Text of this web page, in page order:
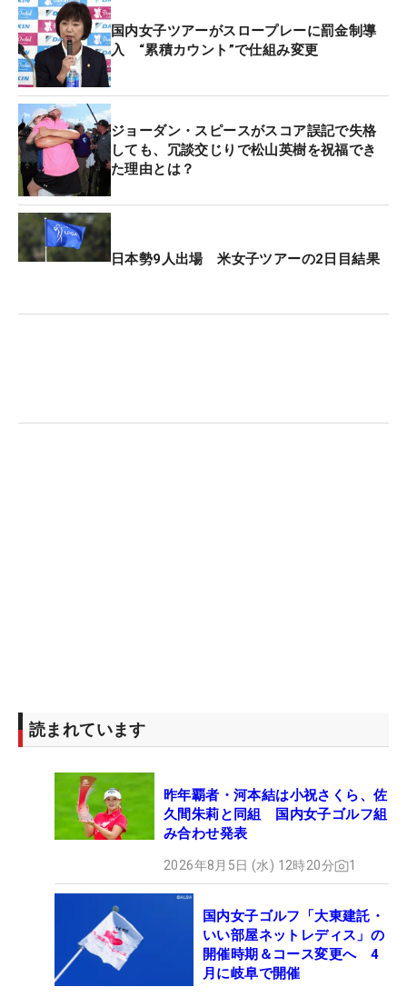
みをそろえるように、今年から制限したものを使う
が、その影響が及んだ。なおグリーン・リーディン
グ・ブックへのメモも、昨年の情報を丸写しするこ
となども禁じている。
上久保は今年、奈良県にある奈良育英高を卒業。高
校3年で受けた最終プロテストを5位タイで通過し、
一発合格を果たした。QTランクは59位で、この試
合が今季初戦。18歳にとっては、ホロ苦いデビュー
戦になってしまった。
国内女子ツアーがスロープレーに罰金制導
入 “累積カウント”で仕組み変更
ジョーダン・スピースがスコア誤記で失格
しても、冗談交じりで松山英樹を祝福でき
た理由とは？
日本勢9人出場 米女子ツアーの2日目結果
読まれています
昨年覇者・河本結は小祝さくら、佐
久間朱莉と同組 国内女子ゴルフ組
み合わせ発表
2026年8月5日 (水) 12時20分 1
国内女子ゴルフ「大東建託・
いい部屋ネットレディス」の
開催時期＆コース変更へ 4
月に岐阜で開催